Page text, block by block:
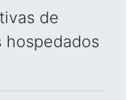
de
hospedados